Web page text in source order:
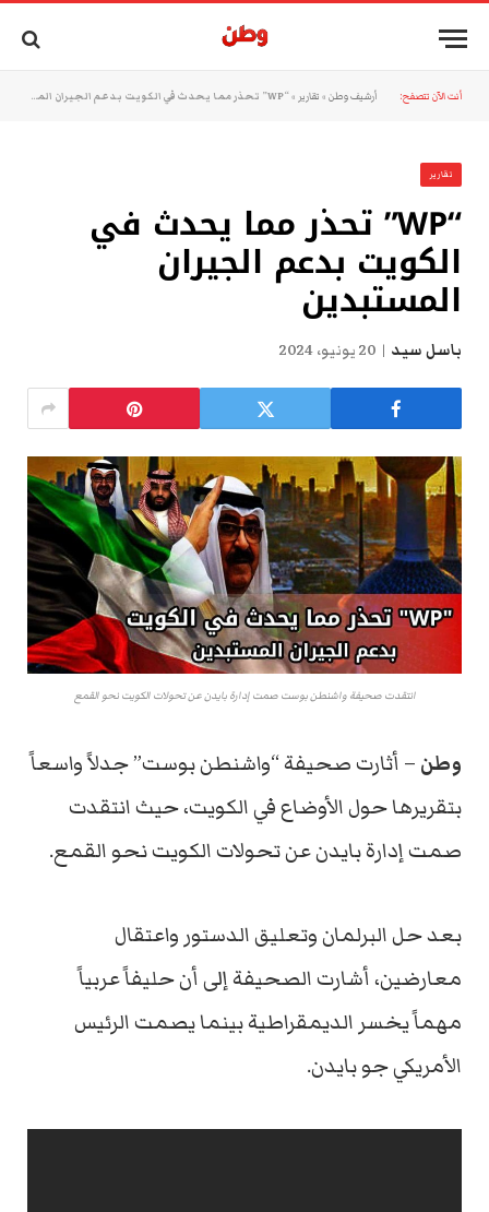
أنت الآن تتصفح: أرشيف وطن » تقارير »“WP” تحذر مما يحدث في الكويت بدعم الجيران المستبدين
تقارير
“WP” تحذر مما يحدث في
الكويت بدعم الجيران
المستبدين
باسل سيد 20 يونيو، 2024
انتقدت صحيفة واشنطن بوست صمت إدارة بايدن عن تحولات الكويت نحو القمع
وطن – أثارت صحيفة “واشنطن بوست” جدلاً واسعاً
بتقريرها حول الأوضاع في الكويت، حيث انتقدت
صمت إدارة بايدن عن تحولات الكويت نحو القمع.
بعد حل البرلمان وتعليق الدستور واعتقال
معارضين، أشارت الصحيفة إلى أن حليفاً عربياً
مهماً يخسر الديمقراطية بينما يصمت الرئيس
الأمريكي جو بايدن.